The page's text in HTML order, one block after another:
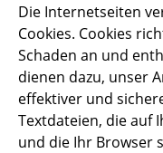
Die Internetseiten
Cookies. Cookies
Schaden an und
dienen dazu, unser
effektiver und
Textdateien, die auf
und die Ihr Browser